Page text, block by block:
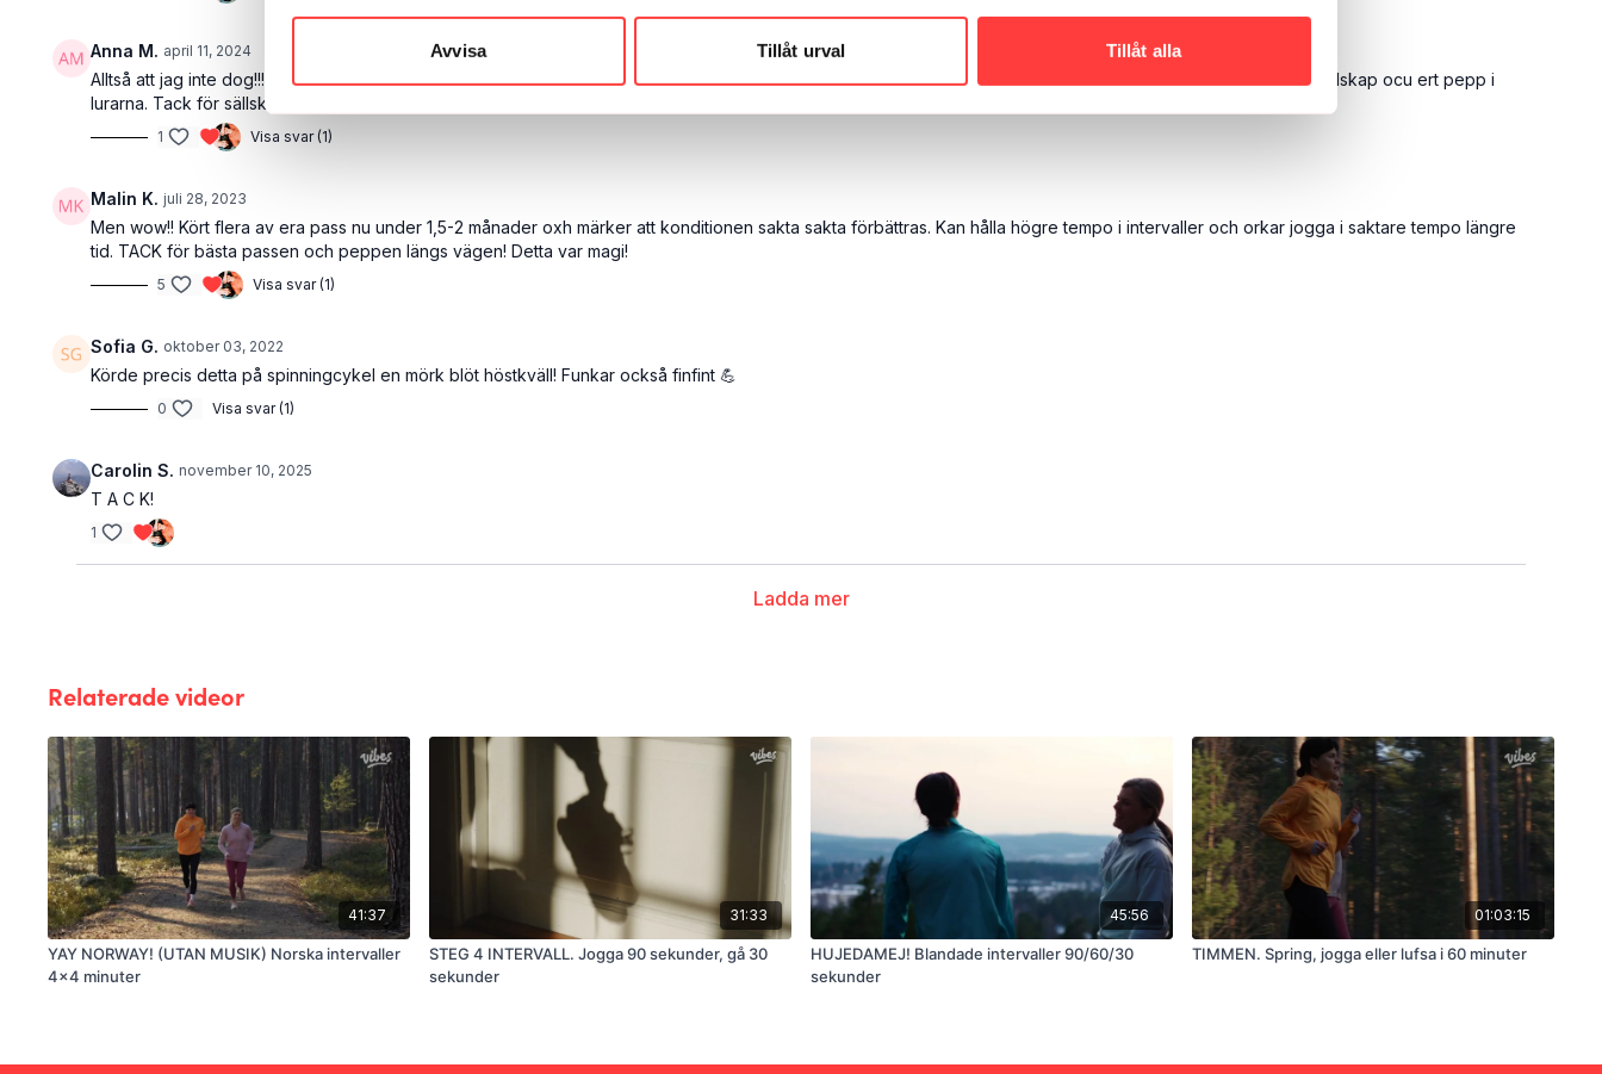
Avvisa Tillåt urval Tillåt alla
Anna M. april 11, 2024
Alltså att jag inte dog!!! Detta var tufft för mig som är nybörjare. Har kört alla nybörjarpass och tar mig sakta vidare bland era joggingpass. Jag uppskattar ert sällskap ocu ert pepp i
lurarna. Tack för sällskapet!!! 🏃🏼‍♀️🏃🏃‍♂️
1 Visa svar (1)
Malin K. juli 28, 2023
Men wow!! Kört flera av era pass nu under 1,5-2 månader oxh märker att konditionen sakta sakta förbättras. Kan hålla högre tempo i intervaller och orkar jogga i saktare tempo längre
tid. TACK för bästa passen och peppen längs vägen! Detta var magi!
5 Visa svar (1)
Sofia G. oktober 03, 2022
Körde precis detta på spinningcykel en mörk blöt höstkväll! Funkar också finfint 💪
0 Visa svar (1)
Carolin S. november 10, 2025
T A C K!
1
Ladda mer
Relaterade videor
41:37
YAY NORWAY! (UTAN MUSIK) Norska intervaller
4x4 minuter
31:33
STEG 4 INTERVALL. Jogga 90 sekunder, gå 30
sekunder
45:56
HUJEDAMEJ! Blandade intervaller 90/60/30
sekunder
01:03:15
TIMMEN. Spring, jogga eller lufsa i 60 minuter